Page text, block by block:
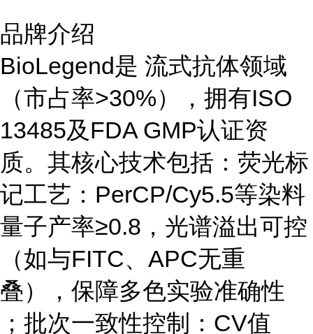
品牌介绍
BioLegend是 流式抗体领域
（市占率>30%），拥有ISO
13485及FDA GMP认证资
质。其核心技术包括：荧光标
记工艺：PerCP/Cy5.5等染料
量子产率≥0.8，光谱溢出可控
（如与FITC、APC无重
叠），保障多色实验准确性
；批次一致性控制：CV值